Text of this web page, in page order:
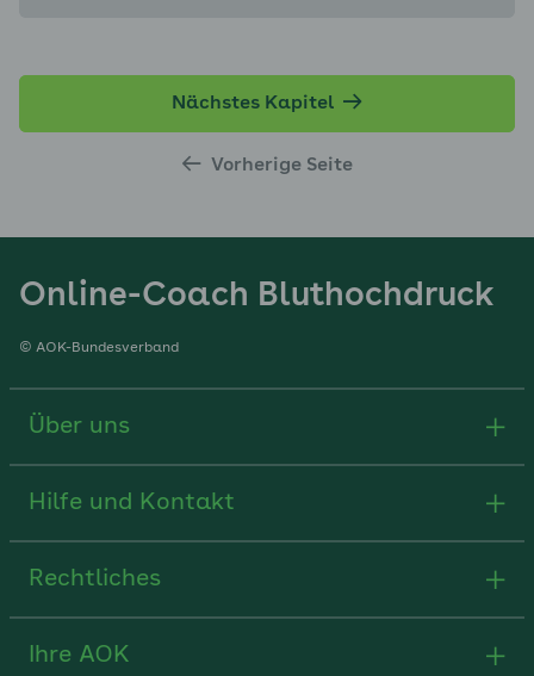
Vorherige Seite
Nächstes Kapitel
Online-Coach Bluthochdruck
© AOK-Bundesverband
Über uns
Hilfe und Kontakt
Rechtliches
Ihre AOK